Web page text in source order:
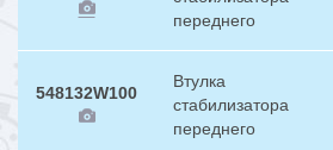
переднего
548132W100
Втулка
стабилизатора
переднего